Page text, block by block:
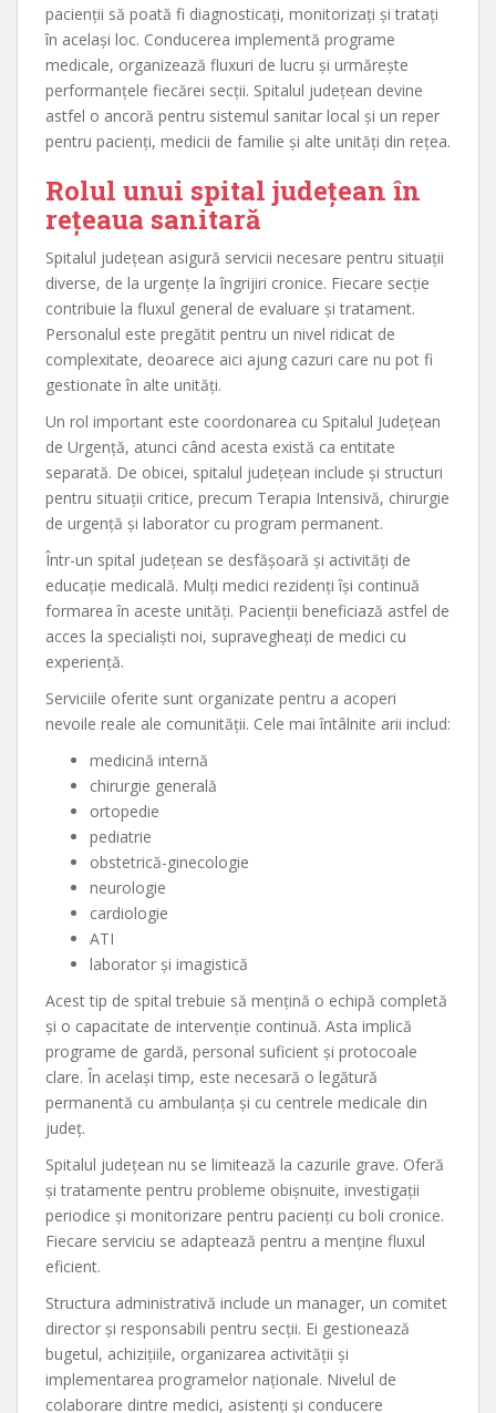
pacienții să poată fi diagnosticați, monitorizați și tratați
în același loc. Conducerea implementă programe
medicale, organizează fluxuri de lucru și urmărește
performanțele fiecărei secții. Spitalul județean devine
astfel o ancoră pentru sistemul sanitar local și un reper
pentru pacienți, medicii de familie și alte unități din rețea.
Rolul unui spital județean în
rețeaua sanitară
Spitalul județean asigură servicii necesare pentru situații
diverse, de la urgențe la îngrijiri cronice. Fiecare secție
contribuie la fluxul general de evaluare și tratament.
Personalul este pregătit pentru un nivel ridicat de
complexitate, deoarece aici ajung cazuri care nu pot fi
gestionate în alte unități.
Un rol important este coordonarea cu Spitalul Județean
de Urgență, atunci când acesta există ca entitate
separată. De obicei, spitalul județean include și structuri
pentru situații critice, precum Terapia Intensivă, chirurgie
de urgență și laborator cu program permanent.
Într-un spital județean se desfășoară și activități de
educație medicală. Mulți medici rezidenți își continuă
formarea în aceste unități. Pacienții beneficiază astfel de
acces la specialiști noi, supravegheați de medici cu
experiență.
Serviciile oferite sunt organizate pentru a acoperi
nevoile reale ale comunității. Cele mai întâlnite arii includ:
medicină internă
chirurgie generală
ortopedie
pediatrie
obstetrică-ginecologie
neurologie
cardiologie
ATI
laborator și imagistică
Acest tip de spital trebuie să mențină o echipă completă
și o capacitate de intervenție continuă. Asta implică
programe de gardă, personal suficient și protocoale
clare. În același timp, este necesară o legătură
permanentă cu ambulanța și cu centrele medicale din
județ.
Spitalul județean nu se limitează la cazurile grave. Oferă
și tratamente pentru probleme obișnuite, investigații
periodice și monitorizare pentru pacienți cu boli cronice.
Fiecare serviciu se adaptează pentru a menține fluxul
eficient.
Structura administrativă include un manager, un comitet
director și responsabili pentru secții. Ei gestionează
bugetul, achizițiile, organizarea activității și
implementarea programelor naționale. Nivelul de
colaborare dintre medici, asistenți și conducere